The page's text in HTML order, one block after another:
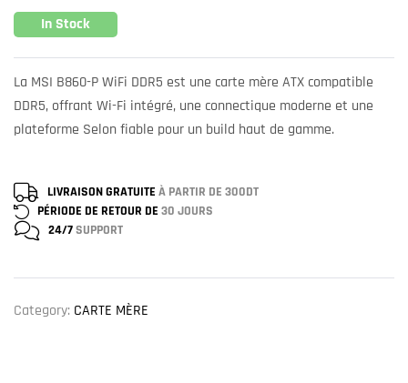
In Stock
La MSI B860-P WiFi DDR5 est une carte mère ATX compatible
DDR5, offrant Wi-Fi intégré, une connectique moderne et une
plateforme Selon fiable pour un build haut de gamme.
LIVRAISON GRATUITE À PARTIR DE 300DT
PÉRIODE DE RETOUR DE 30 JOURS
24/7SUPPORT
Category: CARTE MÈRE